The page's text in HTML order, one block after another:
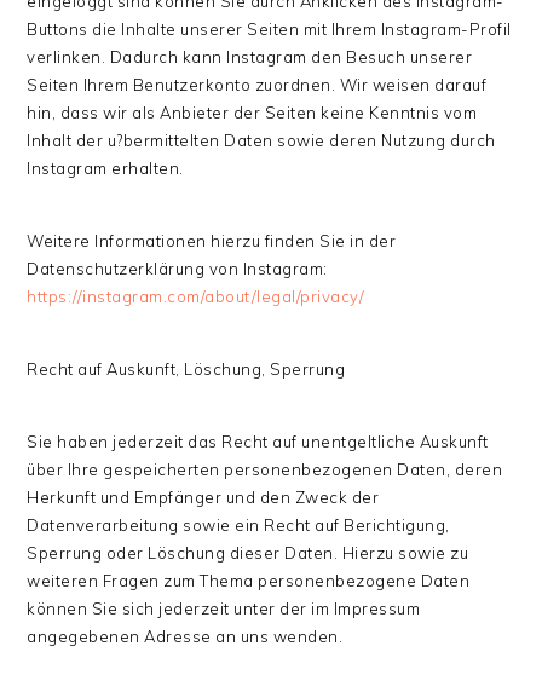
Buttons die Inhalte unserer Seiten mit Ihrem Instagram-Profil
verlinken. Dadurch kann Instagram den Besuch unserer
Seiten Ihrem Benutzerkonto zuordnen. Wir weisen darauf
hin, dass wir als Anbieter der Seiten keine Kenntnis vom
Inhalt der u?bermittelten Daten sowie deren Nutzung durch
Instagram erhalten.
Weitere Informationen hierzu finden Sie in der
Datenschutzerklärung von Instagram:
https://instagram.com/about/legal/privacy/
Recht auf Auskunft, Löschung, Sperrung
Sie haben jederzeit das Recht auf unentgeltliche Auskunft
über Ihre gespeicherten personenbezogenen Daten, deren
Herkunft und Empfänger und den Zweck der
Datenverarbeitung sowie ein Recht auf Berichtigung,
Sperrung oder Löschung dieser Daten. Hierzu sowie zu
weiteren Fragen zum Thema personenbezogene Daten
können Sie sich jederzeit unter der im Impressum
angegebenen Adresse an uns wenden.